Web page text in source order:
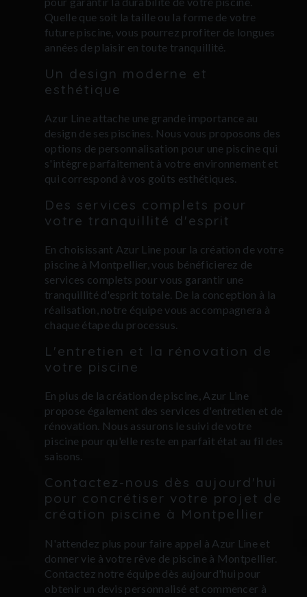
Quelle que soit la taille ou la forme de votre
future piscine, vous pourrez profiter de longues
années de plaisir en toute tranquillité.
Un design moderne et
esthétique
Azur Line attache une grande importance au
design de ses piscines. Nous vous proposons des
options de personnalisation pour une piscine qui
s'intègre parfaitement à votre environnement et
qui correspond à vos goûts esthétiques.
Des services complets pour
votre tranquillité d'esprit
En choisissant Azur Line pour la création de votre
piscine à Montpellier, vous bénéficierez de
services complets pour vous garantir une
tranquillité d'esprit totale. De la conception à la
réalisation, notre équipe vous accompagnera à
chaque étape du processus.
L'entretien et la rénovation de
votre piscine
En plus de la création de piscine, Azur Line
propose également des services d'entretien et de
rénovation. Nous assurons le suivi de votre
piscine pour qu'elle reste en parfait état au fil des
saisons.
Contactez-nous dès aujourd'hui
pour concrétiser votre projet de
création piscine à Montpellier
N'attendez plus pour faire appel à Azur Line et
donner vie à votre rêve de piscine à Montpellier.
Contactez notre équipe dès aujourd'hui pour
obtenir un devis personnalisé et commencer à